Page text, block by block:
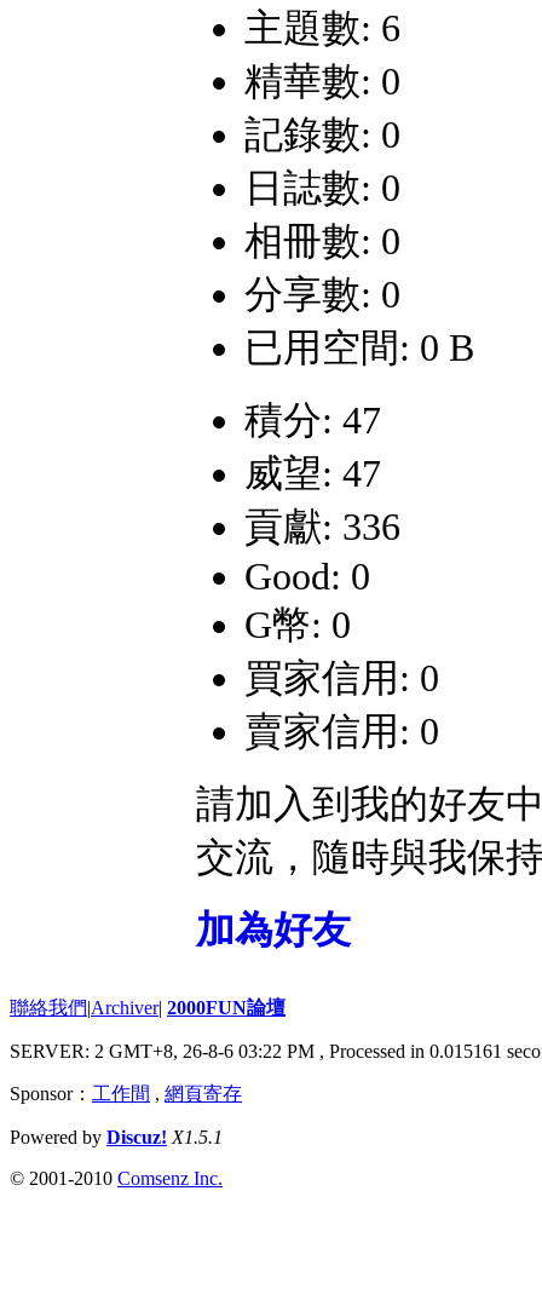
主題數: 6
精華數: 0
記錄數: 0
日誌數: 0
相冊數: 0
分享數: 0
已用空間: 0 B
積分: 47
威望: 47
貢獻: 336
Good: 0
G幣: 0
買家信用: 0
賣家信用: 0
請加入到我的好友
交流，隨時與我保
加為好友
聯絡我們|Archiver| 2000FUN論壇
SERVER: 2 GMT+8, 26-8-6 03:22 PM , Processed in 0.015161
Sponsor： 工作間 , 網頁寄存
Powered by Discuz! X1.5.1
© 2001-2010 Comsenz Inc.